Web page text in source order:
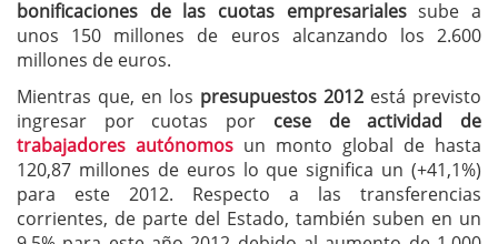
bonificaciones de las cuotas empresarialessube a
unos 150 millones de euros alcanzando los 2.600
millones de euros.
Mientras que, en los presupuestos 2012 está previsto
ingresar por cuotas por cese de actividad de
trabajadores autónomos un monto global de hasta
120,87 millones de euros lo que significa un (+41,1%)
para este 2012. Respecto a las transferencias
corrientes, de parte del Estado, también suben en un